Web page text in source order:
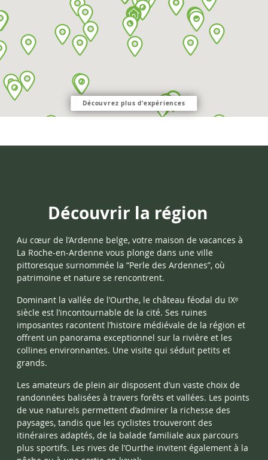
Découvrez plus d'expériences
Découvrir la région
Au cœur de l’Ardenne belge, votre maison de vacances à
La Roche-en-Ardenne vous plonge dans une ville
pittoresque surnommée la “Perle des Ardennes”, où
patrimoine et nature se rencontrent.
Dominant la vallée de l’Ourthe, le château féodal du IXᵉ
siècle est l’incontournable de la cité. Ses ruines
imposantes racontent l’histoire médiévale de la région et
offrent un panorama exceptionnel sur la rivière et les
collines environnantes. Une visite qui séduit petits et
grands.
Les amateurs de plein air disposent d’un vaste choix de
randonnées balisées à travers forêts et vallées. Les points
de vue naturels permettent d’admirer la richesse des
paysages, tandis que les cyclistes trouveront des
itinéraires adaptés, de la balade familiale aux parcours
plus sportifs. Les rives de l’Ourthe invitent également à la